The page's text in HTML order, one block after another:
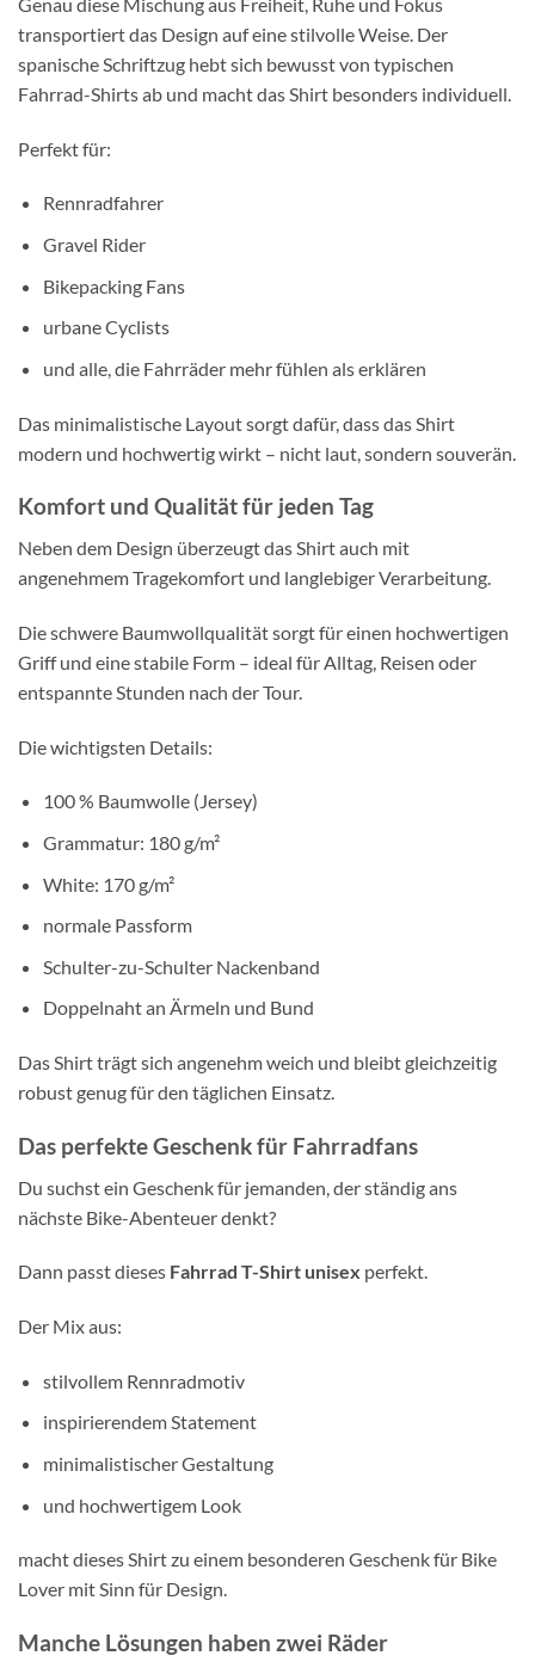
transportiert das Design auf eine stilvolle Weise. Der
spanische Schriftzug hebt sich bewusst von typischen
Fahrrad-Shirts ab und macht das Shirt besonders individuell.
Perfekt für:
Rennradfahrer
Gravel Rider
Bikepacking Fans
urbane Cyclists
und alle, die Fahrräder mehr fühlen als erklären
Das minimalistische Layout sorgt dafür, dass das Shirt
modern und hochwertig wirkt – nicht laut, sondern souverän.
Komfort und Qualität für jeden Tag
Neben dem Design überzeugt das Shirt auch mit
angenehmem Tragekomfort und langlebiger Verarbeitung.
Die schwere Baumwollqualität sorgt für einen hochwertigen
Griff und eine stabile Form – ideal für Alltag, Reisen oder
entspannte Stunden nach der Tour.
Die wichtigsten Details:
100 % Baumwolle (Jersey)
Grammatur: 180 g/m²
White: 170 g/m²
normale Passform
Schulter-zu-Schulter Nackenband
Doppelnaht an Ärmeln und Bund
Das Shirt trägt sich angenehm weich und bleibt gleichzeitig
robust genug für den täglichen Einsatz.
Das perfekte Geschenk für Fahrradfans
Du suchst ein Geschenk für jemanden, der ständig ans
nächste Bike-Abenteuer denkt?
Dann passt dieses Fahrrad T-Shirt unisex perfekt.
Der Mix aus:
stilvollem Rennradmotiv
inspirierendem Statement
minimalistischer Gestaltung
und hochwertigem Look
macht dieses Shirt zu einem besonderen Geschenk für Bike
Lover mit Sinn für Design.
Manche Lösungen haben zwei Räder